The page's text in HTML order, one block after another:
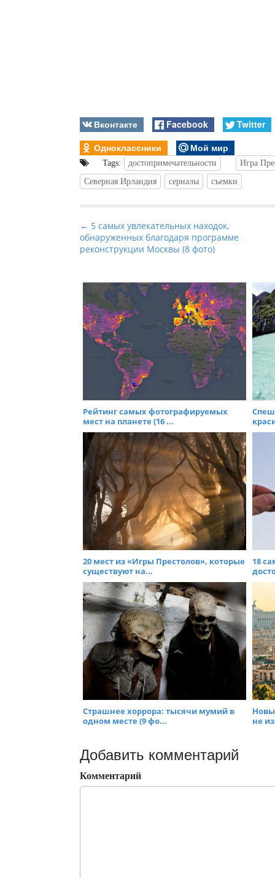
Вконтакте Facebook
Twitter
Одноклассники
Мой мир
Tags: достопримечательности
Игра
Северная Ирландия
сериалы съемки
P
o
s
n
a
v
o
n
← 5 самых увлекательных находок,
обнаруженных благодаря программе
реконструкции Москвы (8 фото)
Рейтинг самых фотографируемых
мест на планете (16 ...
20 мест из «Игры Престолов», которые
существуют на...
18
Страшнее хоррора: тысячи мумий в
одном месте (9 фо...
не
Добавить комментарий
Комментарий